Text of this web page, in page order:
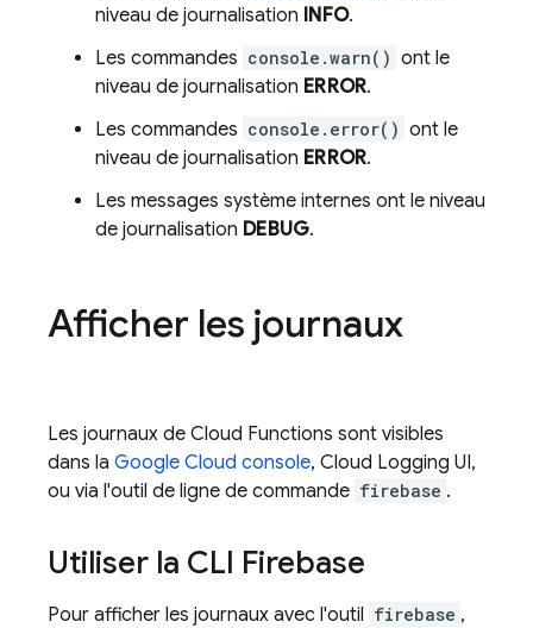
niveau de journalisation INFO.
Les commandes console.warn() ont le
niveau de journalisation ERROR.
Les commandes console.error() ont le
niveau de journalisation ERROR.
Les messages système internes ont le niveau
de journalisation DEBUG.
Afficher les journaux
Les journaux de Cloud Functions sont visibles
dans la Google Cloud console, Cloud Logging UI,
ou via l'outil de ligne de commande firebase .
Utiliser la CLI Firebase
Pour afficher les journaux avec l'outil firebase ,